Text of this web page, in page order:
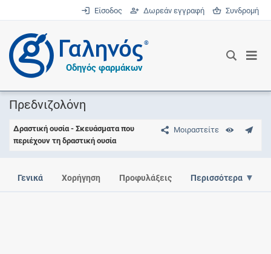
Είσοδος Δωρεάν εγγραφή Συνδρομή
®
Οδηγός φαρμάκων
Πρεδνιζολόνη
Μοιραστείτε
Δραστική ουσία - Σκευάσματα που
περιέχουν τη δραστική ουσία
Γενικά Χορήγηση Προφυλάξεις Περισσότερα